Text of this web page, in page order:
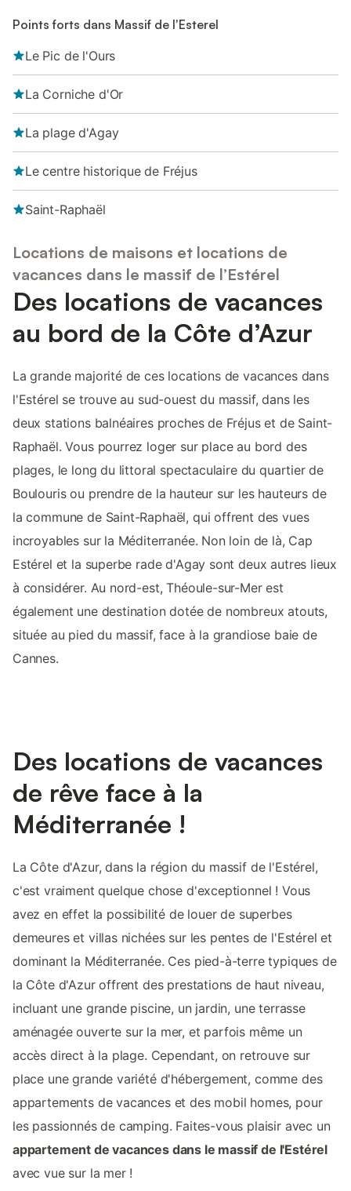
Points forts dans Massif de l'Esterel
Le Pic de l'Ours
La Corniche d'Or
La plage d'Agay
Le centre historique de Fréjus
Saint-Raphaël
Locations de maisons et locations de
vacances dans le massif de l’Estérel
Des locations de vacances
au bord de la Côte d’Azur
La grande majorité de ces locations de vacances dans
l'Estérel se trouve au sud-ouest du massif, dans les
deux stations balnéaires proches de Fréjus et de Saint-
Raphaël. Vous pourrez loger sur place au bord des
plages, le long du littoral spectaculaire du quartier de
Boulouris ou prendre de la hauteur sur les hauteurs de
la commune de Saint-Raphaël, qui offrent des vues
incroyables sur la Méditerranée. Non loin de là, Cap
Estérel et la superbe rade d'Agay sont deux autres lieux
à considérer. Au nord-est, Théoule-sur-Mer est
également une destination dotée de nombreux atouts,
située au pied du massif, face à la grandiose baie de
Cannes.
Des locations de vacances
de rêve face à la
Méditerranée !
La Côte d'Azur, dans la région du massif de l'Estérel,
c'est vraiment quelque chose d'exceptionnel ! Vous
avez en effet la possibilité de louer de superbes
demeures et villas nichées sur les pentes de l'Estérel et
dominant la Méditerranée. Ces pied-à-terre typiques de
la Côte d'Azur offrent des prestations de haut niveau,
incluant une grande piscine, un jardin, une terrasse
aménagée ouverte sur la mer, et parfois même un
accès direct à la plage. Cependant, on retrouve sur
place une grande variété d'hébergement, comme des
appartements de vacances et des mobil homes, pour
les passionnés de camping. Faites-vous plaisir avec un
appartement de vacances dans le massif de l'Estérel
avec vue sur la mer !